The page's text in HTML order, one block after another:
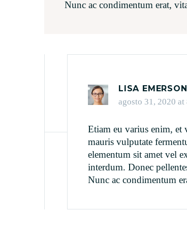
Nunc ac condimentum erat,
LISA EMERSON
agosto 31, 2020 at
Etiam eu varius enim, et
mauris vulputate
elementum sit amet vel
interdum. Donec
Nunc ac condimentum